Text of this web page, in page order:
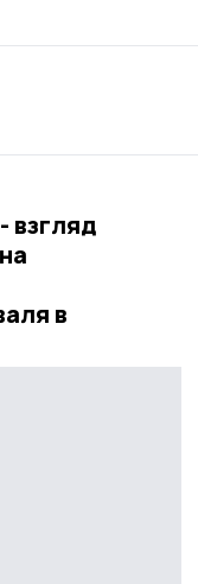
взгляд
в